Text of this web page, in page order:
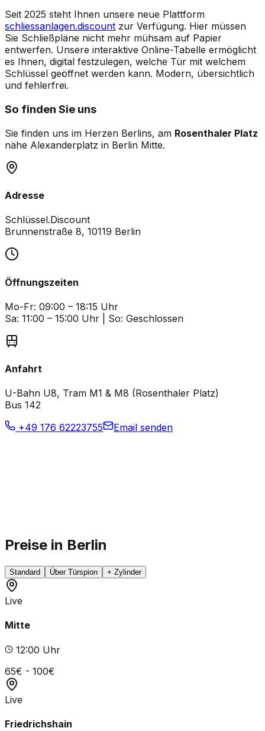
Seit 2025 steht Ihnen unsere neue Plattform
schliessanlagen.discount zur Verfügung. Hier müssen
Sie Schließpläne nicht mehr mühsam auf Papier
entwerfen. Unsere interaktive Online-Tabelle ermöglicht
es Ihnen, digital festzulegen, welche Tür mit welchem
Schlüssel geöffnet werden kann. Modern, übersichtlich
und fehlerfrei.
So finden Sie uns
Sie finden uns im Herzen Berlins, am Rosenthaler Platz
nähe Alexanderplatz in Berlin Mitte.
Adresse
Schlüssel.Discount
Brunnenstraße 8, 10119 Berlin
Öffnungszeiten
Mo-Fr: 09:00 – 18:15 Uhr
Sa: 11:00 – 15:00 Uhr | So: Geschlossen
Anfahrt
U-Bahn U8, Tram M1 & M8 (Rosenthaler Platz)
Bus 142
+49 176 62223755
Email senden
Preise in Berlin
Standard Über Türspion + Zylinder
Live
Mitte
12:00 Uhr
65€ - 100€
Live
Friedrichshain